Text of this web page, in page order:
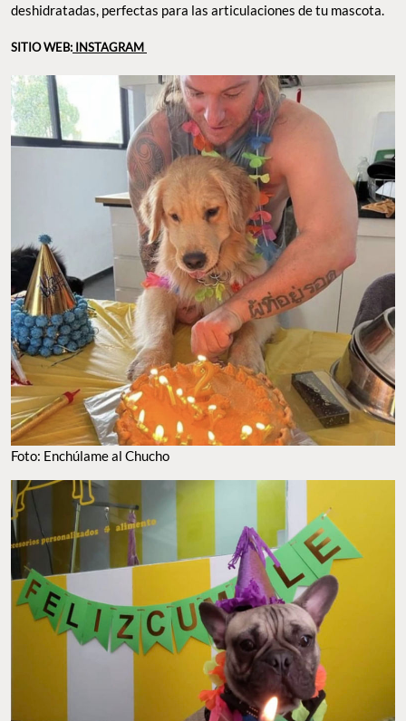
deshidratadas, perfectas para las articulaciones de tu mascota.
SITIO WEB: INSTAGRAM
Foto: Enchúlame al Chucho